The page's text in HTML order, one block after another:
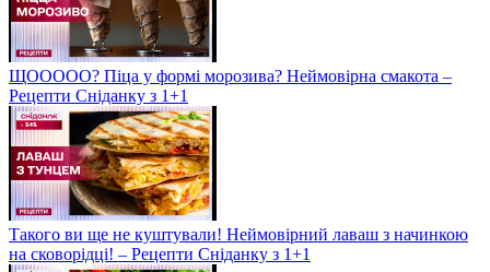
ЩООООО? Піца у формі морозива? Неймовірна смакота –
Рецепти Сніданку з 1+1
Такого ви ще не куштували! Неймовірний лаваш з начинкою
на сковорідці! – Рецепти Сніданку з 1+1